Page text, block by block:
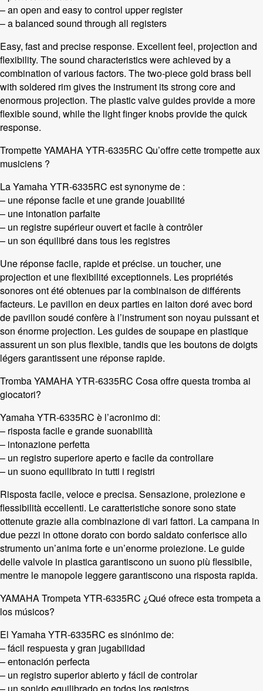
– an open and easy to control upper register
– a balanced sound through all registers
Easy, fast and precise response. Excellent feel, projection and
flexibility. The sound characteristics were achieved by a
combination of various factors. The two-piece gold brass bell
with soldered rim gives the instrument its strong core and
enormous projection. The plastic valve guides provide a more
flexible sound, while the light finger knobs provide the quick
response.
Trompette YAMAHA YTR-6335RC Qu’offre cette trompette aux
musiciens ?
La Yamaha YTR-6335RC est synonyme de :
– une réponse facile et une grande jouabilité
– une intonation parfaite
– un registre supérieur ouvert et facile à contrôler
– un son équilibré dans tous les registres
Une réponse facile, rapide et précise. un toucher, une
projection et une flexibilité exceptionnels. Les propriétés
sonores ont été obtenues par la combinaison de différents
facteurs. Le pavillon en deux parties en laiton doré avec bord
de pavillon soudé confère à l’instrument son noyau puissant et
son énorme projection. Les guides de soupape en plastique
assurent un son plus flexible, tandis que les boutons de doigts
légers garantissent une réponse rapide.
Tromba YAMAHA YTR-6335RC Cosa offre questa tromba ai
giocatori?
Yamaha YTR-6335RC è l’acronimo di:
– risposta facile e grande suonabilità
– intonazione perfetta
– un registro superiore aperto e facile da controllare
– un suono equilibrato in tutti i registri
Risposta facile, veloce e precisa. Sensazione, proiezione e
flessibilità eccellenti. Le caratteristiche sonore sono state
ottenute grazie alla combinazione di vari fattori. La campana in
due pezzi in ottone dorato con bordo saldato conferisce allo
strumento un’anima forte e un’enorme proiezione. Le guide
delle valvole in plastica garantiscono un suono più flessibile,
mentre le manopole leggere garantiscono una risposta rapida.
YAMAHA Trompeta YTR-6335RC ¿Qué ofrece esta trompeta a
los músicos?
El Yamaha YTR-6335RC es sinónimo de:
– fácil respuesta y gran jugabilidad
– entonación perfecta
– un registro superior abierto y fácil de controlar